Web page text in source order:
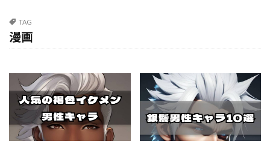
TAG
漫画